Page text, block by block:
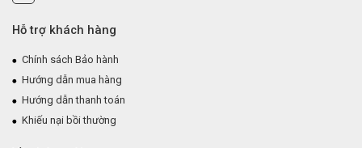
Hỗ trợ khách hàng
Chính sách Bảo hành
Hướng dẫn mua hàng
Hướng dẫn thanh toán
Khiếu nại bồi thường